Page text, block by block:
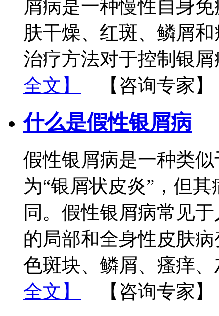
屑病是一种慢性自身
肤干燥、红斑、鳞屑
治疗方法对于控制银
全文】
【咨询专家】
什么是假性银屑病
假性银屑病是一种类
为“银屑状皮炎”，但
同。假性银屑病常见
的局部和全身性皮肤
色斑块、鳞屑、瘙痒
全文】
【咨询专家】